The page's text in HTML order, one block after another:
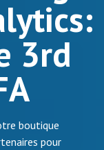
3rd
boutique
pour